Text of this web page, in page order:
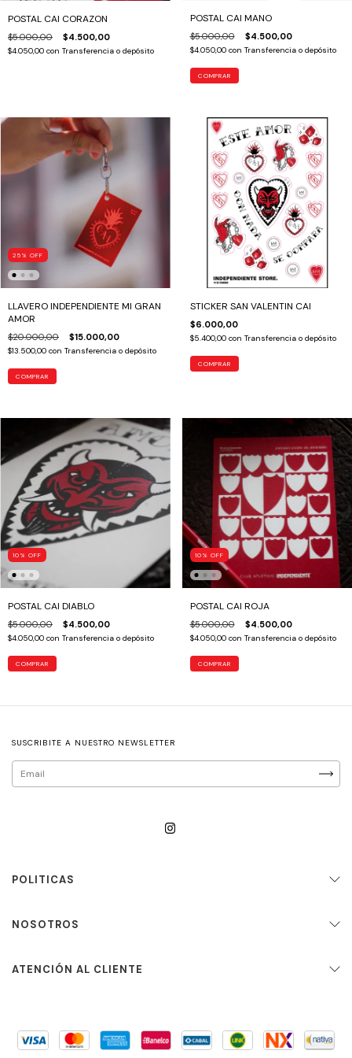
POSTAL CAI CORAZON
$5.000,00 $4.500,00
$4.050,00 con Transferencia o depósito
POSTAL CAI MANO
$5.000,00 $4.500,00
$4.050,00 con Transferencia o depósito
25 % OFF
LLAVERO INDEPENDIENTE MI GRAN
AMOR
$20.000,00 $15.000,00
$13.500,00 con Transferencia o depósito
STICKER SAN VALENTIN CAI
$6.000,00
$5.400,00 con Transferencia o depósito
10 % OFF
POSTAL CAI DIABLO
$5.000,00 $4.500,00
$4.050,00 con Transferencia o depósito
10 % OFF
POSTAL CAI ROJA
$5.000,00 $4.500,00
$4.050,00 con Transferencia o depósito
SUSCRIBITE A NUESTRO NEWSLETTER
POLITICAS
NOSOTROS
ATENCIÓN AL CLIENTE